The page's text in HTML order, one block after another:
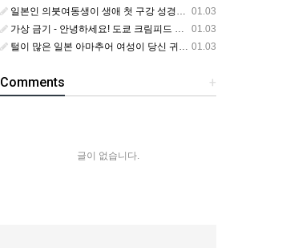
01.03
일본인 의붓여동생이 생애 첫 구강 성경험을 공개하다
01.03
가상 금기 - 안녕하세요! 도쿄 크림피드 시엘에서
01.03
털이 많은 일본 아마추어 여성이 당신 귀에 대고 신음하며 자위합니다. 그녀가 오르가즘에 도달하는 모습을 보세요?
+
Comments
글이 없습니다.